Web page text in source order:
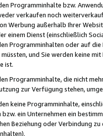
Programminhalte bzw.
verkaufen noch
Werbung außerhalb Ihrer
einem Dienst (einschließlich
Programminhalten oder auf
und Sie werden keine
ist.
Programminhalte, die nicht
zur Verfügung stehen,
keine Programminhalte,
bzw. ein Unternehmen ein
Beziehung oder Verbindung